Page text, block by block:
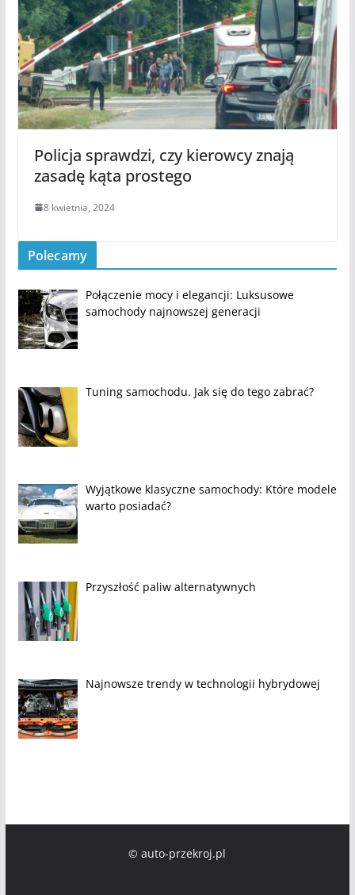
Policja sprawdzi, czy kierowcy znają
zasadę kąta prostego
8 kwietnia, 2024
Polecamy
Połączenie mocy i elegancji: Luksusowe
samochody najnowszej generacji
Tuning samochodu. Jak się do tego zabrać?
Wyjątkowe klasyczne samochody: Które modele
warto posiadać?
Przyszłość paliw alternatywnych
Najnowsze trendy w technologii hybrydowej
© auto-przekroj.pl